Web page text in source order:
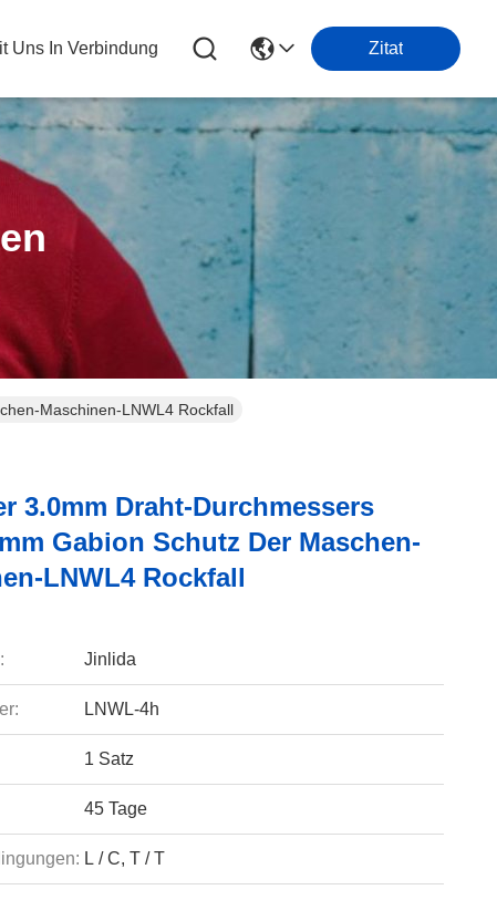
Uns In Verbindung Zitat
Maschinen-LNWL4 Rockfall
3.0mm Draht-Durchmessers
Gabion Schutz Der Maschen-
LNWL4 Rockfall
Jinlida
LNWL-4h
1 Satz
45 Tage
L / C, T / T